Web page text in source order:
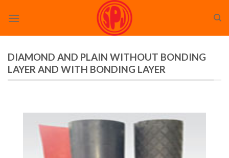
DIAMOND AND PLAIN WITHOUT BONDING
LAYER AND WITH BONDING LAYER